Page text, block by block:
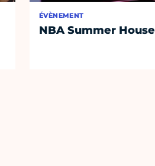
ÉVÈNEMENT
NBA Summer House